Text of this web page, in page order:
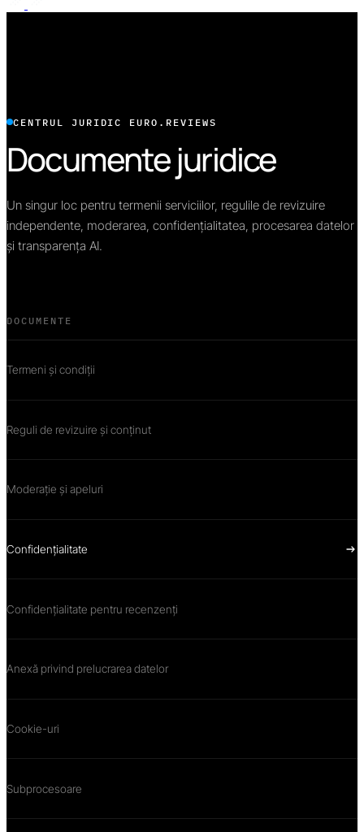
CENTRUL JURIDIC EURO.REVIEWS
Documente juridice
Un singur loc pentru termenii serviciilor, regulile de revizuire
independente, moderarea, confidențialitatea, procesarea datelor
și transparența AI.
DOCUMENTE
Termeni și condiții
Reguli de revizuire și conținut
Moderație și apeluri
Confidențialitate
Confidențialitate pentru recenzenți
Anexă privind prelucrarea datelor
Cookie-uri
Subprocesoare